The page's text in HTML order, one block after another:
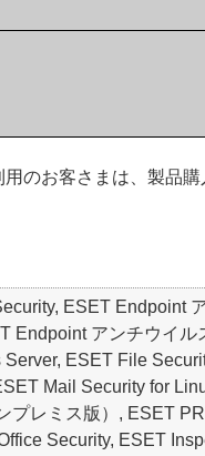
のお客さまは、製品
ESET Endpoint
Endpoint アンチウイ
ESET File
Mail Security for
プレミス版）, ESET
Security, ESET